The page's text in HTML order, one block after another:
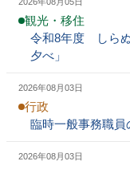
観光・移住
令和8年度 しら
夕べ」
2026年08月03日
行政
臨時一般事務職員
2026年08月03日